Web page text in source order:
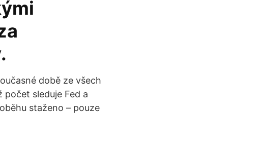
době ze všech
sleduje Fed a
staženo – pouze